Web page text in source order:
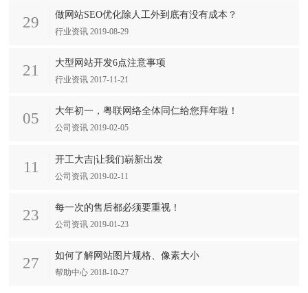
29 做网站SEO优化除人工外到底有没有成本？
行业资讯 2019-08-29
21 大型网站开发6点注意事项
行业资讯 2017-11-21
05 大年初一，粤联网络全体同仁给您拜年啦！
公司资讯 2019-02-05
11 开工大吉|让我们崭新出发
公司资讯 2019-02-11
23 每一次的售后都必须要重视！
公司资讯 2019-01-23
27 如何了解网站图片规格、像素大小
帮助中心 2018-10-27